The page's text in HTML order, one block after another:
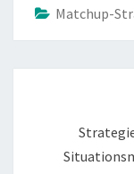
Matchup-